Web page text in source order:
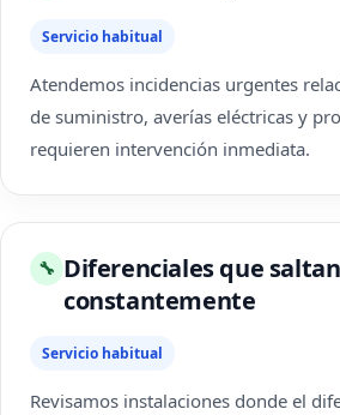
Servicio habitual
Atendemos incidencias urgentes
de suministro, averías eléctricas y
requieren intervención inmediata.
🔧 Diferenciales que saltan
constantemente
Servicio habitual
Revisamos instalaciones donde el